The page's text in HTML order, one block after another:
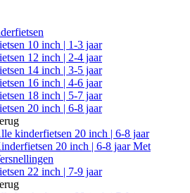
10 inch | 1-3 jaar
12 inch | 2-4 jaar
14 inch | 3-5 jaar
16 inch | 4-6 jaar
18 inch | 5-7 jaar
20 inch | 6-8 jaar
kinderfietsen 20 inch | 6-8 jaar
20 inch | 6-8 jaar Met
22 inch | 7-9 jaar